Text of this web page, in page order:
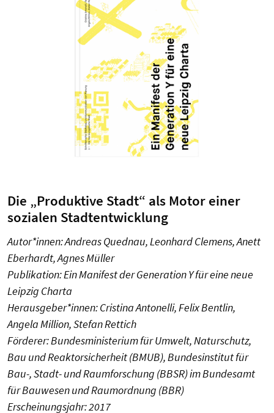
Die „Produktive Stadt“ als Motor einer
sozialen Stadtentwicklung
Autor*innen: Andreas Quednau, Leonhard Clemens, Anett
Eberhardt, Agnes Müller
Publikation: Ein Manifest der Generation Y für eine neue
Leipzig Charta
Herausgeber*innen: Cristina Antonelli, Felix Bentlin,
Angela Million, Stefan Rettich
Förderer: Bundesministerium für Umwelt, Naturschutz,
Bau und Reaktorsicherheit (BMUB), Bundesinstitut für
Bau-, Stadt- und Raumforschung (BBSR) im Bundesamt
für Bauwesen und Raumordnung (BBR)
Erscheinungsjahr: 2017